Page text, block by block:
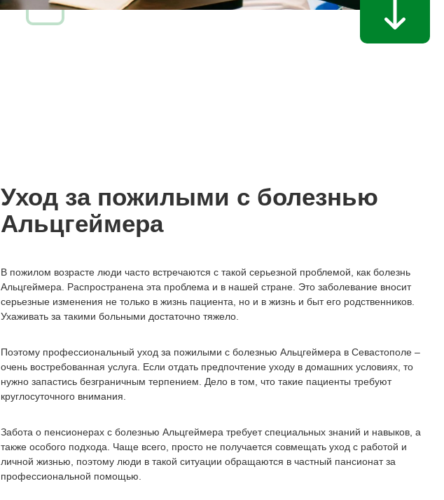
Уход за пожилыми с болезнью
Альцгеймера
В пожилом возрасте люди часто встречаются с такой серьезной проблемой, как болезнь
Альцгеймера. Распространена эта проблема и в нашей стране. Это заболевание вносит
серьезные изменения не только в жизнь пациента, но и в жизнь и быт его родственников.
Ухаживать за такими больными достаточно тяжело.
Поэтому профессиональный уход за пожилыми с болезнью Альцгеймера в Севастополе –
очень востребованная услуга. Если отдать предпочтение уходу в домашних условиях, то
нужно запастись безграничным терпением. Дело в том, что такие пациенты требуют
круглосуточного внимания.
Забота о пенсионерах с болезнью Альцгеймера требует специальных знаний и навыков, а
также особого подхода. Чаще всего, просто не получается совмещать уход с работой и
личной жизнью, поэтому люди в такой ситуации обращаются в частный пансионат за
профессиональной помощью.